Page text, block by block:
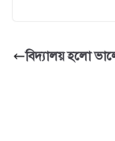
e er
বিদ্যালয় হলো